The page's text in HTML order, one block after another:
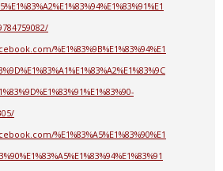
%E1%83%9B%E1%83%94%E1
%E1%83%A5%E1%83%90%E1